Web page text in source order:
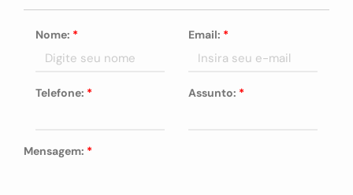
Nome: * Email: *
Telefone: * Assunto: *
Mensagem: *